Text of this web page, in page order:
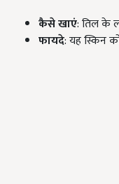
कैसे खाएं: तिल के
फायदे: यह स्किन